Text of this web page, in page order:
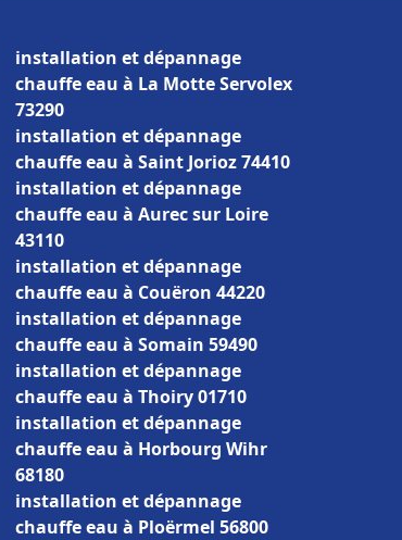
installation et dépannage
chauffe eau à La Motte Servolex
73290
installation et dépannage
chauffe eau à Saint Jorioz 74410
installation et dépannage
chauffe eau à Aurec sur Loire
43110
installation et dépannage
chauffe eau à Couëron 44220
installation et dépannage
chauffe eau à Somain 59490
installation et dépannage
chauffe eau à Thoiry 01710
installation et dépannage
chauffe eau à Horbourg Wihr
68180
installation et dépannage
chauffe eau à Ploërmel 56800